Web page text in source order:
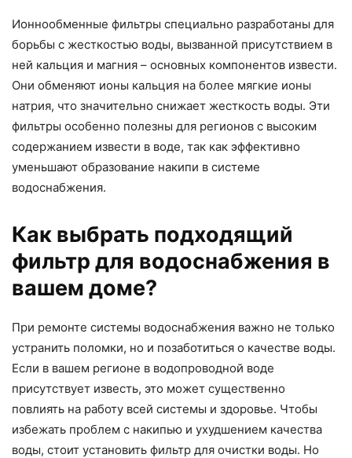
Ионнообменные фильтры специально разработаны для
борьбы с жесткостью воды, вызванной присутствием в
ней кальция и магния – основных компонентов извести.
Они обменяют ионы кальция на более мягкие ионы
натрия, что значительно снижает жесткость воды. Эти
фильтры особенно полезны для регионов с высоким
содержанием извести в воде, так как эффективно
уменьшают образование накипи в системе
водоснабжения.
Как выбрать подходящий
фильтр для водоснабжения в
вашем доме?
При ремонте системы водоснабжения важно не только
устранить поломки, но и позаботиться о качестве воды.
Если в вашем регионе в водопроводной воде
присутствует известь, это может существенно
повлиять на работу всей системы и здоровье. Чтобы
избежать проблем с накипью и ухудшением качества
воды, стоит установить фильтр для очистки воды. Но